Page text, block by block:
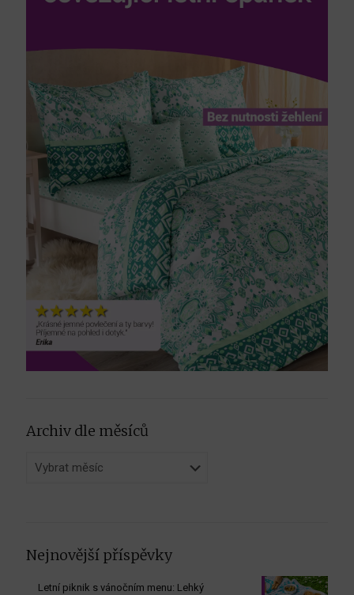
Archiv dle měsíců
dle
Nejnovější příspěvky
Letní piknik s vánočním menu: Lehký